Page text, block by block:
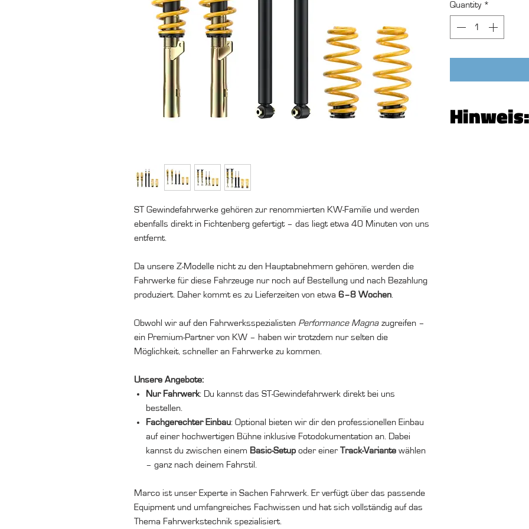
ST Gewindefahrwerke gehören zur renommierten KW-Familie und werden
ebenfalls direkt in Fichtenberg gefertigt – das liegt etwa 40 Minuten von uns
entfernt.
Da unsere Z-Modelle nicht zu den Hauptabnehmern gehören, werden die
Fahrwerke für diese Fahrzeuge nur noch auf Bestellung und nach Bezahlung
produziert. Daher kommt es zu Lieferzeiten von etwa 6–8 Wochen
Obwohl wir auf den Fahrwerksspezialisten Performance Magna zugreifen –
ein Premium-Partner von KW – haben wir trotzdem nur selten die
Möglichkeit, schneller an Fahrwerke zu kommen.
Unsere Angebote:
Nur Fahrwerk: Du kannst das ST-Gewindefahrwerk direkt bei uns
bestellen.
Fachgerechter Einbau: Optional bieten wir dir den professionellen Einbau
auf einer hochwertigen Bühne inklusive Fotodokumentation an. Dabei
kannst du zwischen einem Basic-Setup oder einerTrack-Variante wählen
– ganz nach deinem Fahrstil.
Marco ist unser Experte in Sachen Fahrwerk. Er verfügt über das passende
Equipment und umfangreiches Fachwissen und hat sich vollständig auf das
Thema Fahrwerkstechnik spezialisiert.
Quantity *
Hinweis: